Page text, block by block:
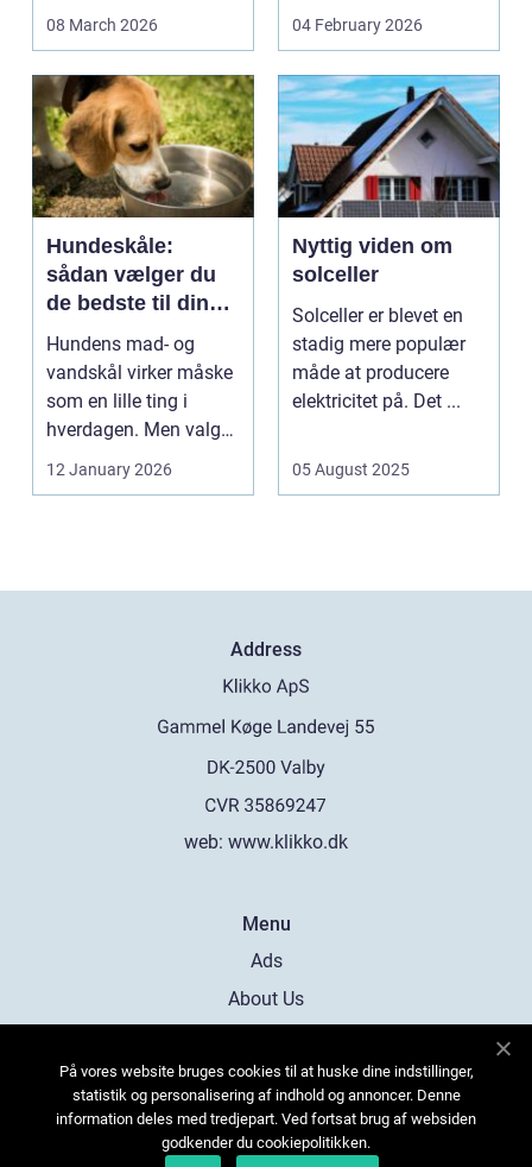
fordi b...
08 March 2026
bæreevnen af pæle til
04 February 2026
Hundeskåle:
sådan vælger du
de bedste til din
hund
Hundens mad- og
vandskål virker måske
som en lille ting i
hverdagen. Men valg
12 January 2026
Nyttig viden om
solceller
Solceller er blevet en
stadig mere populær
måde at producere
elektricitet på. Det ...
05 August 2025
Address
web: www.klikko.dk
Menu
Ads
About Us
Contact
Sitemap
På vores website bruges cookies til at huske dine indstillinger,
statistik og personalisering af indhold og annoncer. Denne
information deles med tredjepart. Ved fortsat brug af websiden
godkender du cookiepolitikken.